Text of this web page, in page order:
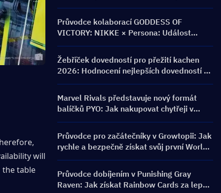
will
the table
odměny
Průvodce kolaborací GODDESS OF
VICTORY: NIKKE × Persona: Událost
PERSONA ON FRONTLINE, postavy,
bannery a odměny
Žebříček dovedností pro přežití kachen
2026: Hodnocení nejlepších dovedností a
průvodce sestavením
Marvel Rivals představuje nový formát
balíčků PYO: Jak nakupovat chytřeji v
aktualizaci obchodu pro sezónu 9.5
Průvodce pro začátečníky v Growtopii: Jak
rychle a bezpečně získat svůj první World
Lock
Průvodce dobíjením v Punishing Gray
Raven: Jak získat Rainbow Cards za lepší